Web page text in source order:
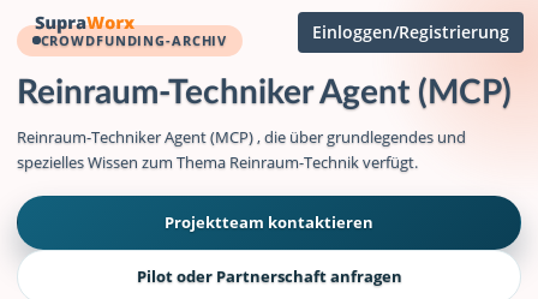
Einloggen/Registrierung
CROWDFUNDING-ARCHIV
Reinraum-Techniker Agent (MCP)
Reinraum-Techniker Agent (MCP) , die über grundlegendes und
spezielles Wissen zum Thema Reinraum-Technik verfügt.
Projektteam kontaktieren
Pilot oder Partnerschaft anfragen